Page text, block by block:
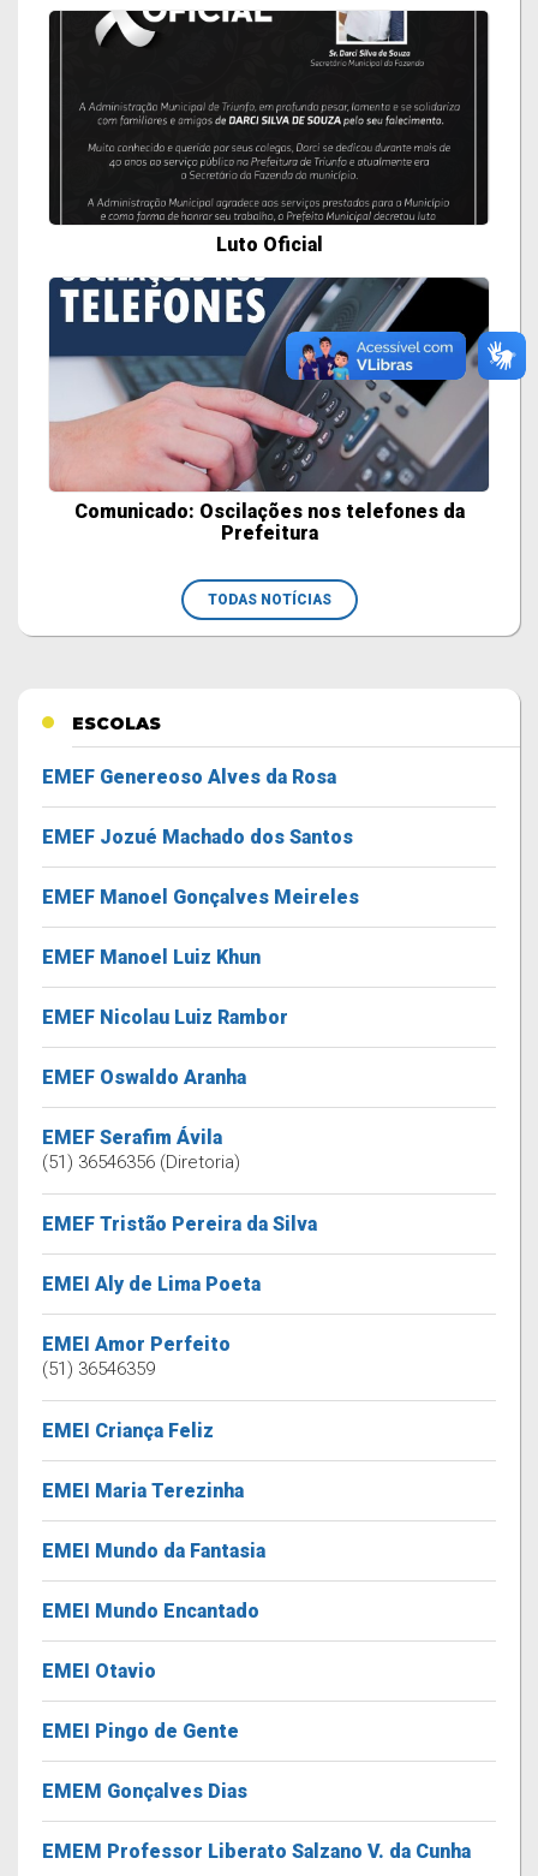
Luto Oficial
Comunicado: Oscilações nos telefones da
Prefeitura
TODAS NOTÍCIAS
ESCOLAS
EMEF Genereoso Alves da Rosa
EMEF Jozué Machado dos Santos
EMEF Manoel Gonçalves Meireles
EMEF Manoel Luiz Khun
EMEF Nicolau Luiz Rambor
EMEF Oswaldo Aranha
EMEF Serafim Ávila
(51) 36546356 (Diretoria)
EMEF Tristão Pereira da Silva
EMEI Aly de Lima Poeta
EMEI Amor Perfeito
(51) 36546359
EMEI Criança Feliz
EMEI Maria Terezinha
EMEI Mundo da Fantasia
EMEI Mundo Encantado
EMEI Otavio
EMEI Pingo de Gente
EMEM Gonçalves Dias
EMEM Professor Liberato Salzano V. da Cunha